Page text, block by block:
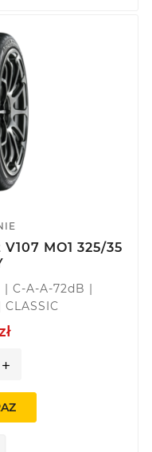
MO1 325/35
C-A-A-72dB |
add